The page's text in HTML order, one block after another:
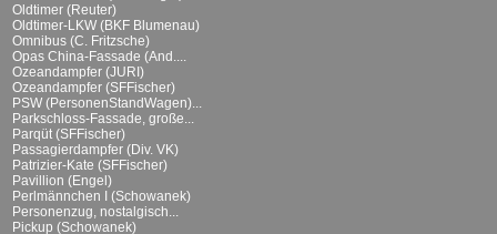
Oldtimer (Reuter)
Oldtimer-LKW (BKF Blumenau)
Omnibus (C. Fritzsche)
Opas China-Fassade (And....
Ozeandampfer (JURI)
Ozeandampfer (SFFischer)
PSW (PersonenStandWagen)...
Parkschloss-Fassade, große...
Parqüt (SFFischer)
Passagierdampfer (Div. VK)
Patrizier-Kate (SFFischer)
Pavillion (Engel)
Perlmännchen I (Schowanek)
Personenzug, nostalgisch...
Pickup (Schowanek)